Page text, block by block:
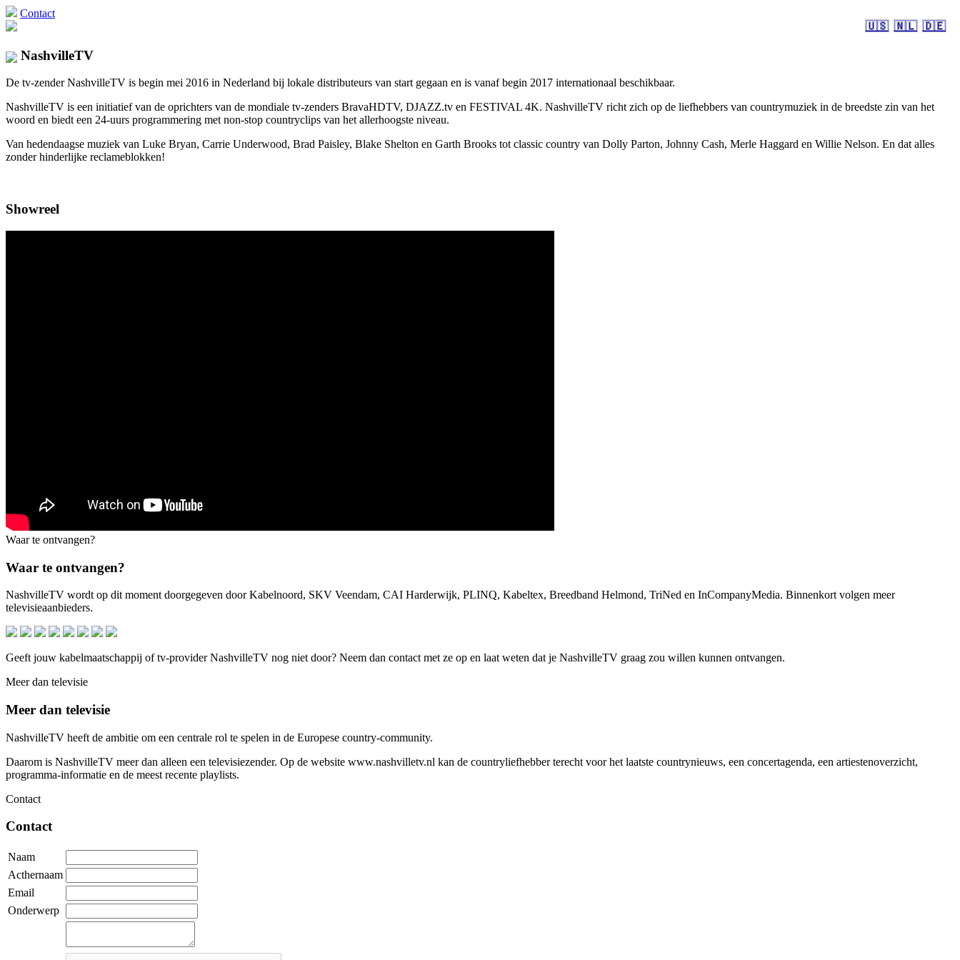
Contact
🇺🇸 🇳🇱 🇩🇪
NashvilleTV
De tv-zender NashvilleTV is begin mei 2016 in Nederland bij lokale distributeurs van start gegaan en is vanaf begin 2017 internationaal beschikbaar.
NashvilleTV is een initiatief van de oprichters van de mondiale tv-zenders BravaHDTV, DJAZZ.tv en FESTIVAL 4K. NashvilleTV richt zich op de liefhebbers van countrymuziek in de breedste zin van het
woord en biedt een 24-uurs programmering met non-stop countryclips van het allerhoogste niveau.
Van hedendaagse muziek van Luke Bryan, Carrie Underwood, Brad Paisley, Blake Shelton en Garth Brooks tot classic country van Dolly Parton, Johnny Cash, Merle Haggard en Willie Nelson. En dat alles
zonder hinderlijke reclameblokken!
Showreel
Waar te ontvangen?
Waar te ontvangen?
NashvilleTV wordt op dit moment doorgegeven door Kabelnoord, SKV Veendam, CAI Harderwijk, PLINQ, Kabeltex, Breedband Helmond, TriNed en InCompanyMedia. Binnenkort volgen meer
televisieaanbieders.
Geeft jouw kabelmaatschappij of tv-provider NashvilleTV nog niet door? Neem dan contact met ze op en laat weten dat je NashvilleTV graag zou willen kunnen ontvangen.
Meer dan televisie
Meer dan televisie
NashvilleTV heeft de ambitie om een centrale rol te spelen in de Europese country-community.
Daarom is NashvilleTV meer dan alleen een televisiezender. Op de website www.nashvilletv.nl kan de countryliefhebber terecht voor het laatste countrynieuws, een concertagenda, een artiestenoverzicht,
programma-informatie en de meest recente playlists.
Contact
Contact
Naam
Acthernaam
Email
Onderwerp